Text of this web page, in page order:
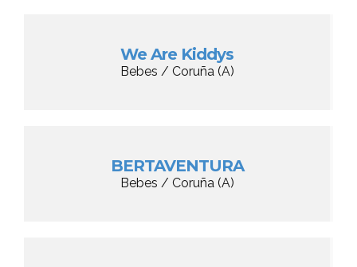
We Are Kiddys
Bebes / Coruña (A)
BERTAVENTURA
Bebes / Coruña (A)